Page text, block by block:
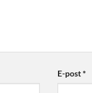
E-post*